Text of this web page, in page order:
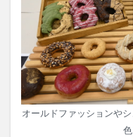
オールドファッションや